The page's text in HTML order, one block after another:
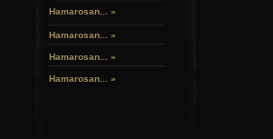
Hamarosan... »
Hamarosan... »
Hamarosan... »
Hamarosan... »